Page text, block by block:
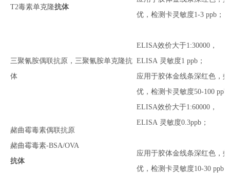
T2毒素单克隆抗体
优 ，检测卡灵敏度1-3 ppb；
三聚氰胺偶联抗原，三聚氰胺单克隆抗
体
ELISA效价大于1:30000 ，
ELISA 灵敏度1 ppb；
应用于胶体金线条深红色，
优 ，检测卡灵敏度50-100 ppb
赭曲霉毒素偶联抗原
赭曲霉毒素-BSA/OVA
抗体
ELISA效价大于1:60000 ，
ELISA 灵敏度0.3ppb；
应用于胶体金线条深红色，
优 ，检测卡灵敏度10-30 ppb